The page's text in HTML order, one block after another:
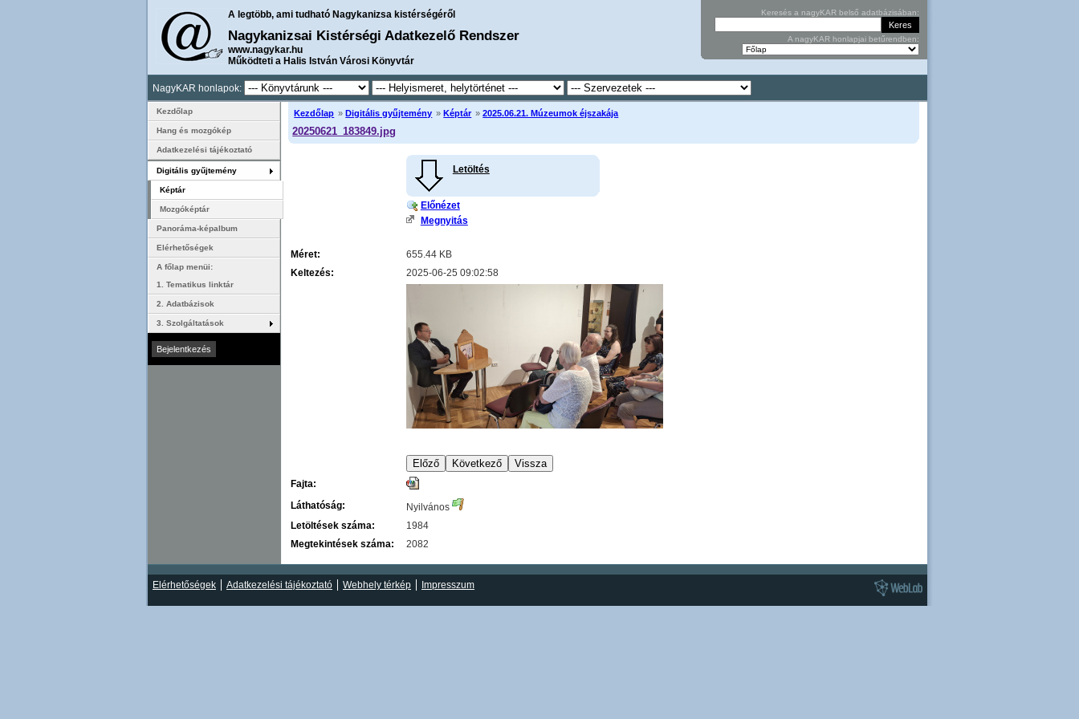
A legtöbb, ami tudható Nagykanizsa kistérségéről
Nagykanizsai Kistérségi Adatkezelő Rendszer
www.nagykar.hu
Működteti a Halis István Városi Könyvtár
Keresés a nagyKAR belső adatbázisában:
A nagyKAR honlapjai betűrendben:
NagyKAR honlapok:
Kezdőlap » Digitális gyűjtemény » Képtár »2025.06.21. Múzeumok éjszakája
20250621_183849.jpg
Letöltés
Előnézet
Megnyitás
Méret:
655.44 KB
Keltezés:
2025-06-25 09:02:58
Fajta:
Láthatóság:
Nyilvános
Letöltések száma:
1984
Megtekintések száma:
2082
Kezdőlap
Hang és mozgókép
Adatkezelési tájékoztató
Digitális gyűjtemény
Képtár
Mozgóképtár
Panoráma-képalbum
Elérhetőségek
A főlap menüi:
1. Tematikus linktár
2. Adatbázisok
3. Szolgáltatások
Elérhetőségek Adatkezelési tájékoztató Webhely térkép Impresszum